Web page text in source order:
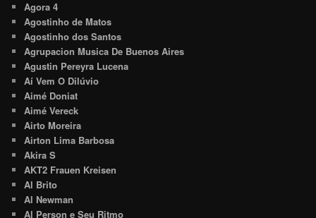
Agora 4
Agostinho de Matos
Agostinho dos Santos
Agrupacion Musica De Buenos Aires
Agustin Pereyra Lucena
Aí Vem O Dilúvio
Aimé Doniat
Aimé Vereck
Airto Moreira
Airton Lima Barbosa
Akira S
AKT2 Frauen Kreisen
Al Brito
Al Newman
Al Person e Seu Ritmo